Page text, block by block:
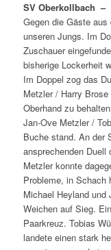
SV Oberkollbach –
Gegen die Gäste
unseren Jungs. Im
Zuschauer
bisherige Lockerheit
Im Doppel zog das
Metzler / Harry
Oberhand zu
Jan-Ove Metzler /
Buche stand. An der
ansprechenden
Metzler konnte
Probleme, in Schach
Michael Heyland
Weichen auf Sieg.
Paarkreuz. Tobias
landete einen stark